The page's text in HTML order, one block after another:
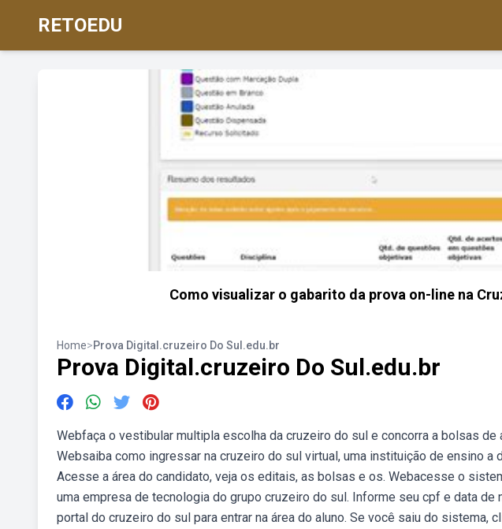
RETOEDU
Como visualizar o gabarito da prova on-line na
Home>Prova Digital.cruzeiro Do Sul.edu.br
Prova Digital.cruzeiro Do Sul.edu.br
Webfaça o vestibular multipla escolha da cruzeiro do sul e concorra a bolsas
Websaiba como ingressar na cruzeiro do sul virtual, uma instituição de ensino
Acesse a área do candidato, veja os editais, as bolsas e os. Webacesse o
uma empresa de tecnologia do grupo cruzeiro do sul. Informe seu cpf e data de
portal do cruzeiro do sul para entrar na área do aluno. Se você saiu do sistema,